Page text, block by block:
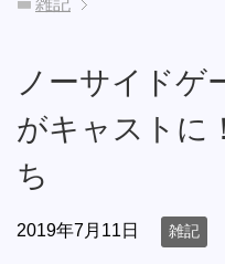
雑記
ノーサイドゲ
がキャストに
ち
2019年7月11日 雑記